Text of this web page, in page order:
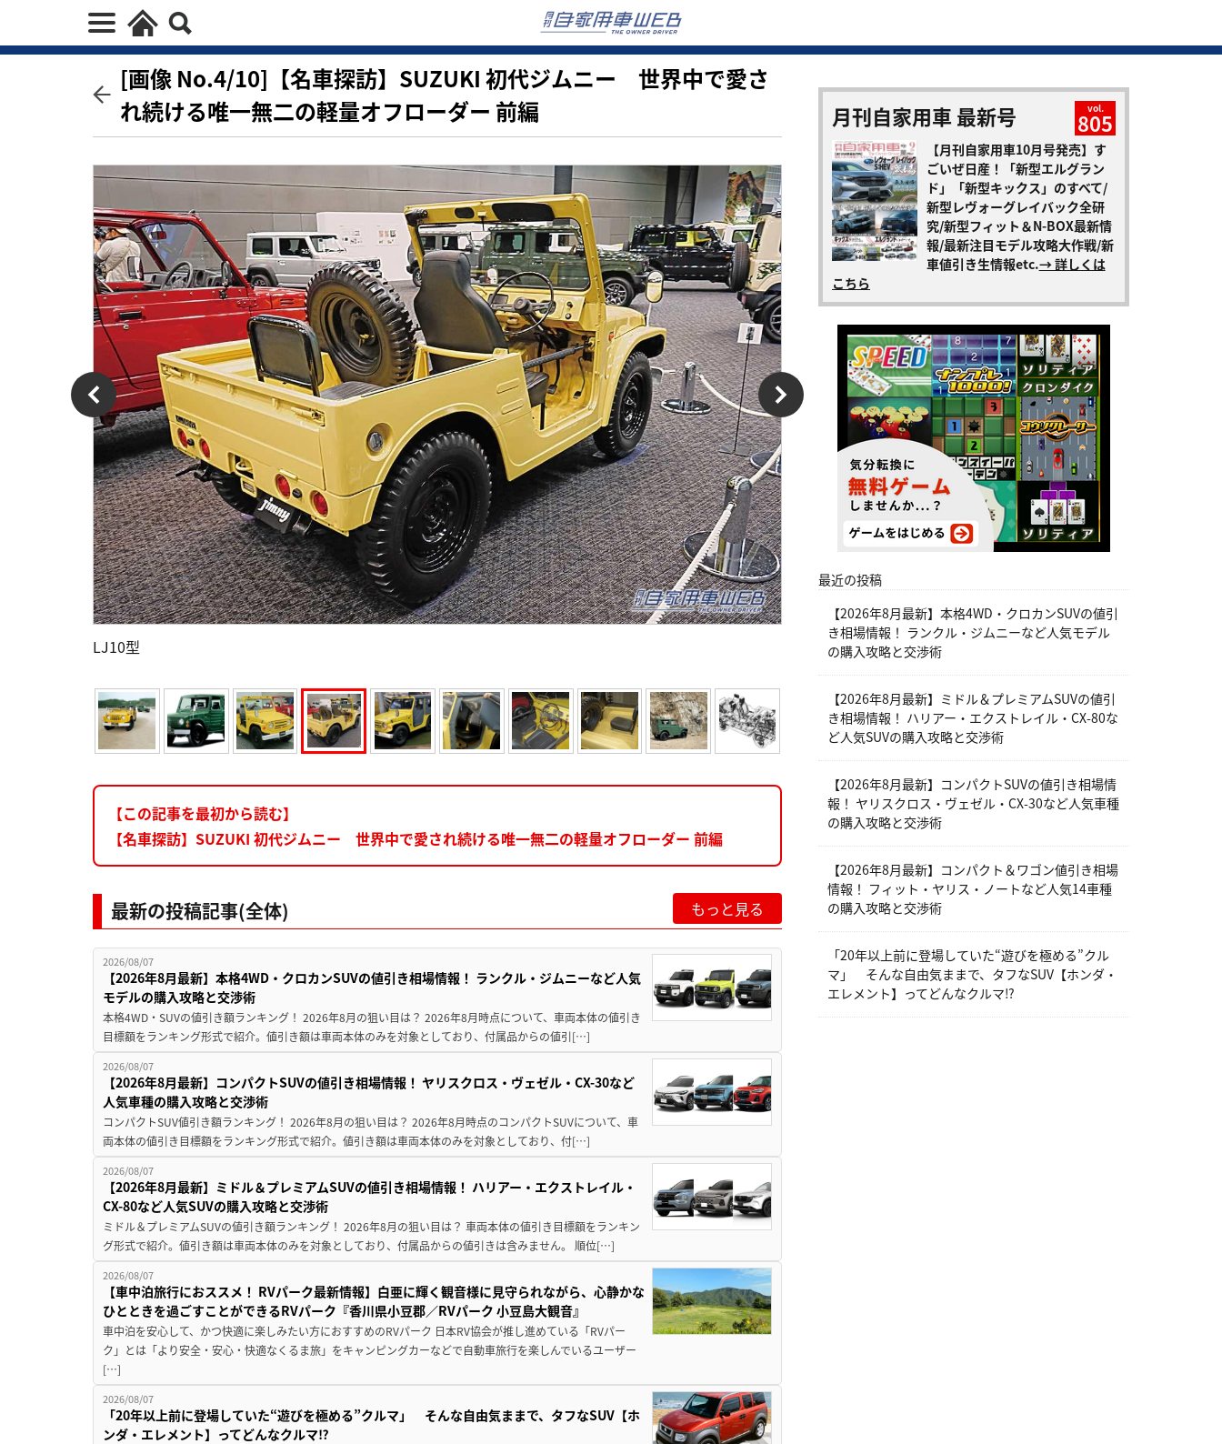
[画像 No.4/10]【名車探訪】SUZUKI 初代ジムニー 世界中で愛さ
れ続ける唯一無二の軽量オフローダー 前編
LJ10型
【この記事を最初から読む】
【名車探訪】SUZUKI 初代ジムニー 世界中で愛され続ける唯一無二の軽量オフローダー 前編
最新の投稿記事(全体) もっと見る
2026/08/07
【2026年8月最新】本格4WD・クロカンSUVの値引き相場情報！ ランクル・ジムニーなど人気
モデルの購入攻略と交渉術
本格4WD・SUVの値引き額ランキング！ 2026年8月の狙い目は？ 2026年8月時点について、車両本体の値引き
目標額をランキング形式で紹介。値引き額は車両本体のみを対象としており、付属品からの値引[…]
2026/08/07
【2026年8月最新】コンパクトSUVの値引き相場情報！ ヤリスクロス・ヴェゼル・CX-30など
人気車種の購入攻略と交渉術
コンパクトSUV値引き額ランキング！ 2026年8月の狙い目は？ 2026年8月時点のコンパクトSUVについて、車
両本体の値引き目標額をランキング形式で紹介。値引き額は車両本体のみを対象としており、付[…]
2026/08/07
【2026年8月最新】ミドル＆プレミアムSUVの値引き相場情報！ ハリアー・エクストレイル・
CX-80など人気SUVの購入攻略と交渉術
ミドル＆プレミアムSUVの値引き額ランキング！ 2026年8月の狙い目は？ 車両本体の値引き目標額をランキン
グ形式で紹介。値引き額は車両本体のみを対象としており、付属品からの値引きは含みません。 順位[…]
2026/08/07
【車中泊旅行におススメ！ RVパーク最新情報】白亜に輝く観音様に見守られながら、心静かな
ひとときを過ごすことができるRVパーク『香川県小豆郡／RVパーク 小豆島大観音』
車中泊を安心して、かつ快適に楽しみたい方におすすめのRVパーク 日本RV協会が推し進めている「RVパー
ク」とは「より安全・安心・快適なくるま旅」をキャンピングカーなどで自動車旅行を楽しんでいるユーザー
[…]
2026/08/07
「20年以上前に登場していた“遊びを極める”クルマ」 そんな自由気ままで、タフなSUV【ホ
ンダ・エレメント】ってどんなクルマ⁉︎
月刊自家用車 最新号 vol.
805
【月刊自家用車10月号発売】す
ごいぜ日産！「新型エルグラン
ド」「新型キックス」のすべて/
新型レヴォーグレイバック全研
究/新型フィット＆N-BOX最新情
報/最新注目モデル攻略大作戦/新
車値引き生情報etc.→ 詳しくは
こちら
最近の投稿
【2026年8月最新】本格4WD・クロカンSUVの値引
き相場情報！ ランクル・ジムニーなど人気モデル
の購入攻略と交渉術
【2026年8月最新】ミドル＆プレミアムSUVの値引
き相場情報！ ハリアー・エクストレイル・CX-80な
ど人気SUVの購入攻略と交渉術
【2026年8月最新】コンパクトSUVの値引き相場情
報！ ヤリスクロス・ヴェゼル・CX-30など人気車種
の購入攻略と交渉術
【2026年8月最新】コンパクト＆ワゴン値引き相場
情報！ フィット・ヤリス・ノートなど人気14車種
の購入攻略と交渉術
「20年以上前に登場していた“遊びを極める”クル
マ」 そんな自由気ままで、タフなSUV【ホンダ・
エレメント】ってどんなクルマ⁉︎